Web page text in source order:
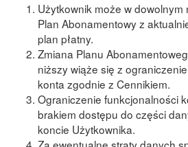
Użytkownik może w
Plan Abonamentowy z
plan płatny.
Zmiana Planu
niższy wiąże się z
konta zgodnie z Cennikiem.
Ograniczenie funkcjonalności
brakiem dostępu do części
koncie Użytkownika.